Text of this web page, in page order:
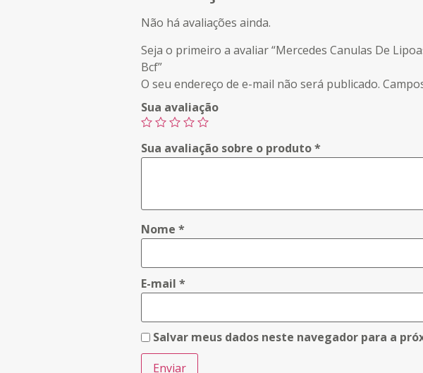
Não há avaliações ainda.
Seja o primeiro a avaliar “Mercedes Canulas De
Bcf”
O seu endereço de e-mail não será publicado.
Sua avaliação
Sua avaliação sobre o produto*
Nome *
E-mail *
Salvar meus dados neste navegador para a